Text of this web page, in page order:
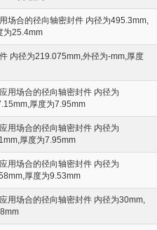
场合的径向轴密封件 内径为495.3mm,
为25.4mm
内径为219.075mm,外径为-mm,厚度
用场合的径向轴密封件 内径为
厚度为7.95mm
用场合的径向轴密封件 内径为
厚度为7.95mm
用场合的径向轴密封件 内径为
厚度为9.53mm
用场合的径向轴密封件 内径为30mm,